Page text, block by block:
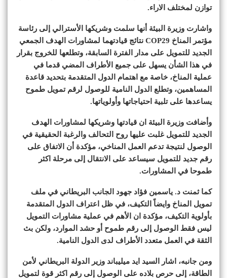
توازن لمختلف الاراء.
واشارت وزيرة البيئة أنها سلمت وشريكها الأسترالي إلى رئاسة
مؤتمر المناخ COP29 نتائج قيادتهما لمشاورات الهدف الجمعي
الجديد للتمويل على مدار الفترة السابقة، وتطلعها للخروج بقرار
في هذا الشأن يسهل على جميع الأطراف المضي قدما في
عملية المناخ، خاصة مع اهتمام الدول المتقدمة بتحديد قاعدة
المساهمين، وتطلع الدول النامية للوصول لرقم تمويل طموح
يساعدها على تلبية احتياجاتها وأولوياتها.
وأضافت وزيرة البيئة ان قيادتها وشريكها لمشاورات الهدف
الجديد للتمويل غلبت عليها روح التحالف والرغبة الحقيقية في
الوصول لنتيجة تدعم العمل المناخي، مؤكدة أن الاتفاق على
رقم جديد للتمويل سيساعد على الانتقال إلى مرحلة اكثر
طموحا في المشاورات.
كما ثمنت د. ياسمين فؤاد جهود الجانب البريطاني في ملف
تمويل المناخ وايضاً التكيف، في ظل اعتراف الدول المتقدمة
بأولوية التكيف، مؤكدة ان الأهم في عملية مشاورات التمويل
ليس فقط الوصول إلى رقم طموح أو حشد الموارد، ولكن بث
الثقة في العمل متعدد الأطراف لدى الدول النامية.
ومن جانبه، اشار السيد ايد ميليباند وزير الدولة البريطاني لأمن
الطاقة، إلى حرص بلاده على الوصول إلى رقم اكثر قوة لتمويل